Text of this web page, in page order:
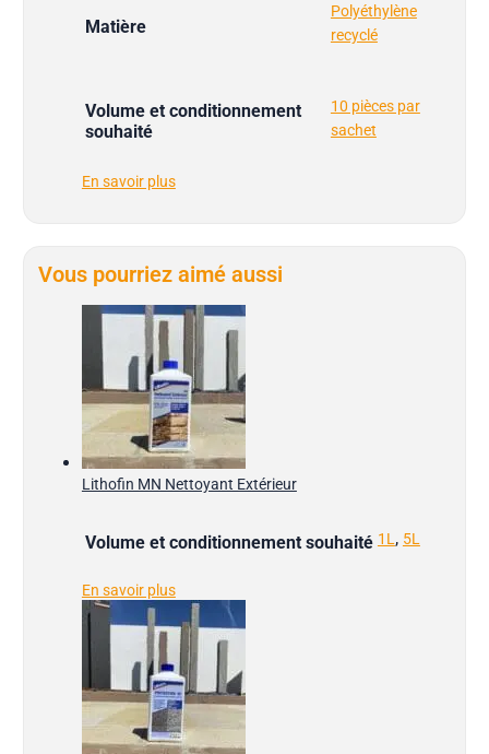
Matière
Polyéthylène
recyclé
Volume et conditionnement
souhaité
10 pièces par
sachet
En savoir plus
Vous pourriez aimé aussi
Lithofin MN Nettoyant Extérieur
Volume et conditionnement souhaité 1L , 5L
En savoir plus